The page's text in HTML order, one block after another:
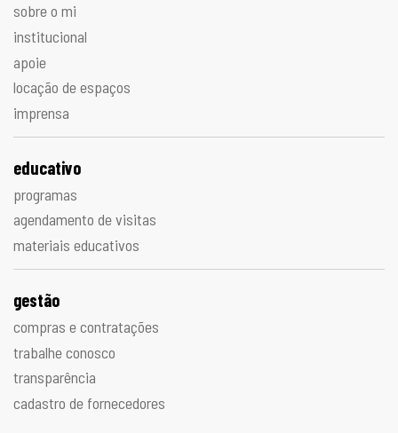
sobre o mi
institucional
apoie
locação de espaços
imprensa
educativo
programas
agendamento de visitas
materiais educativos
gestão
compras e contratações
trabalhe conosco
transparência
cadastro de fornecedores